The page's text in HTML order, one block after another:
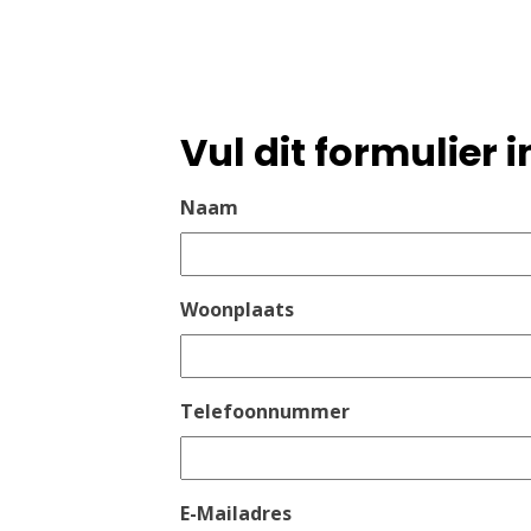
Vul dit formulier
Naam
Woonplaats
Telefoonnummer
E-Mailadres